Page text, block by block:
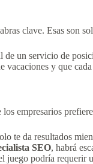
clave. Esas son
de un servicio de
y que
empresarios
te da resultados
SEO, habrá
juego podría